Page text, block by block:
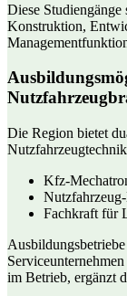
Diese
Konstruktion,
Die Region bietet
Kfz-
Fachkraft für
im Betrieb, ergänzt